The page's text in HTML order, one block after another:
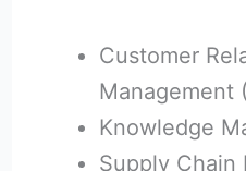
Customer
Management (
Knowledge
Supply Chain